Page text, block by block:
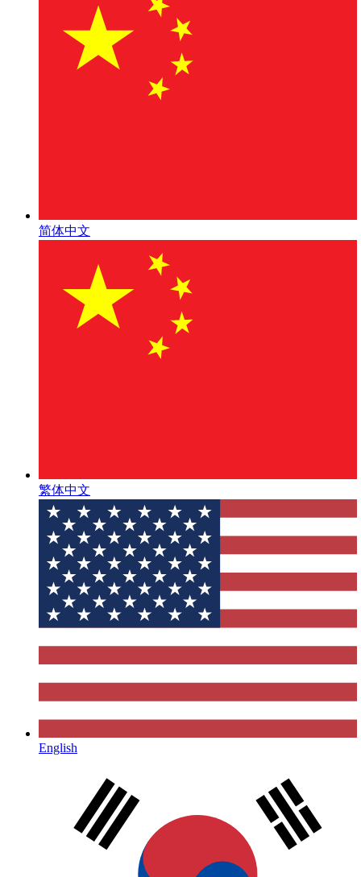
简体中文
繁体中文
English